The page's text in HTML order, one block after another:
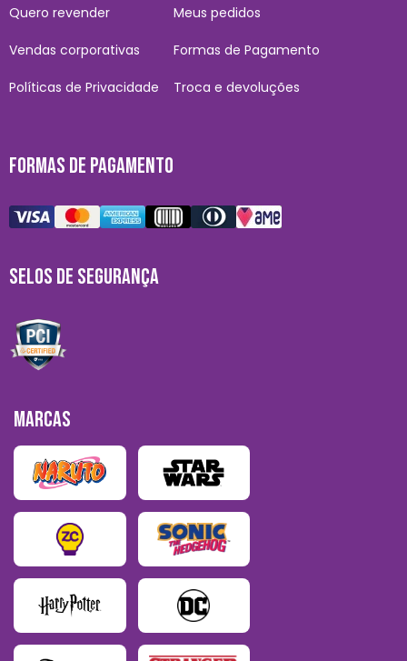
Quero revender
Vendas corporativas
Políticas de Privacidade
Meus pedidos
Formas de Pagamento
Troca e devoluções
FORMAS DE PAGAMENTO
SELOS DE SEGURANÇA
MARCAS